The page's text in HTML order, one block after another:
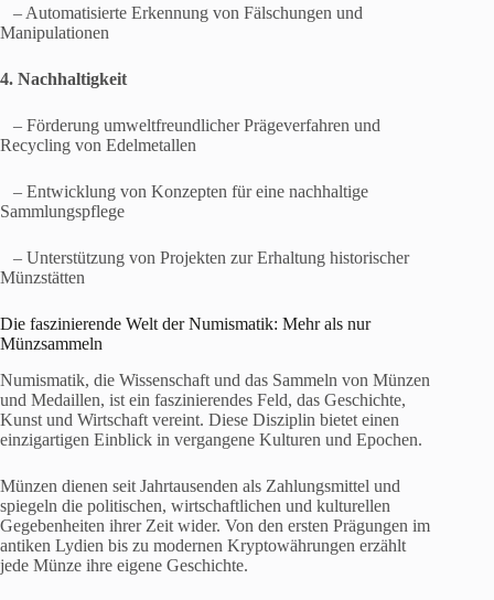
– Automatisierte Erkennung von Fälschungen und
Manipulationen
4. Nachhaltigkeit
– Förderung umweltfreundlicher Prägeverfahren und
Recycling von Edelmetallen
– Entwicklung von Konzepten für eine nachhaltige
Sammlungspflege
– Unterstützung von Projekten zur Erhaltung historischer
Münzstätten
Die faszinierende Welt der Numismatik: Mehr als nur
Münzsammeln
Numismatik, die Wissenschaft und das Sammeln von Münzen
und Medaillen, ist ein faszinierendes Feld, das Geschichte,
Kunst und Wirtschaft vereint. Diese Disziplin bietet einen
einzigartigen Einblick in vergangene Kulturen und Epochen.
Münzen dienen seit Jahrtausenden als Zahlungsmittel und
spiegeln die politischen, wirtschaftlichen und kulturellen
Gegebenheiten ihrer Zeit wider. Von den ersten Prägungen im
antiken Lydien bis zu modernen Kryptowährungen erzählt
jede Münze ihre eigene Geschichte.